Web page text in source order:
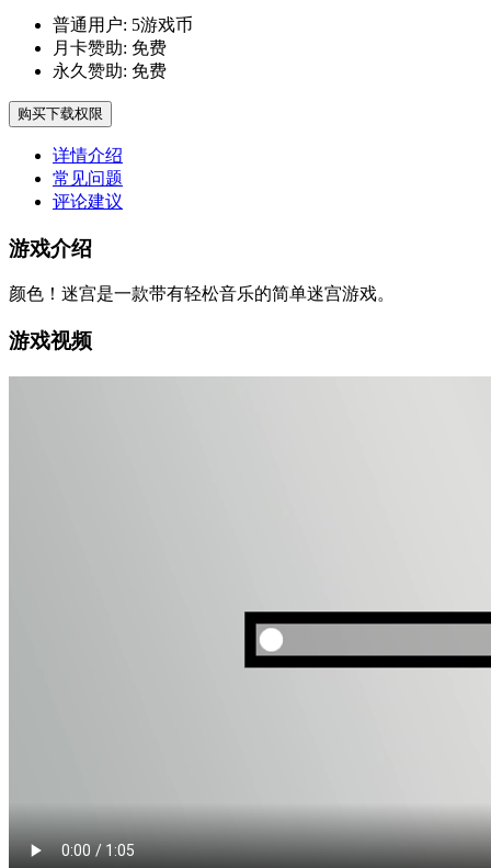
普通用户: 5游戏币
月卡赞助: 免费
永久赞助: 免费
购买下载权限
详情介绍
常见问题
评论建议
游戏介绍
颜色！迷宫是一款带有轻松音乐的简单迷宫游戏。
游戏视频